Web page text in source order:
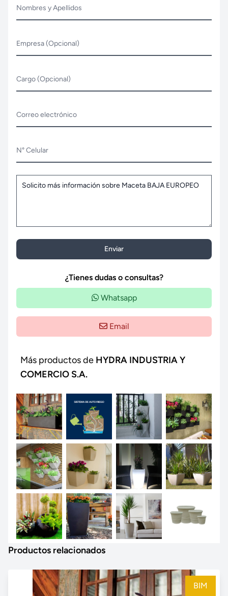
Nombres y Apellidos
Empresa (Opcional)
Cargo (Opcional)
Correo electrónico
N° Celular
Enviar
¿Tienes dudas o consultas?
Whatsapp
Email
Más productos de HYDRA INDUSTRIA Y
COMERCIO S.A.
Productos relacionados
BIM